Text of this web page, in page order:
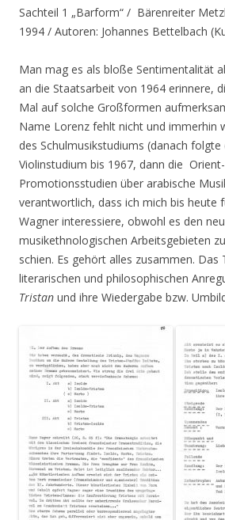
Sachteil 1 „Barform“ / Bärenreiter
1994 / Autoren: Johannes Bettelbach
Man mag es als bloße Sentimentalität
an die Staatsarbeit von 1964 erinnere,
Mal auf solche Großformen
Name Lorenz fehlt nicht und immerhin
des Schulmusikstudiums (danach folgte
Violinstudium bis 1967, dann die
Promotionsstudien über arabische
verantwortlich, dass ich mich bis heute
Wagner interessiere, obwohl es den
musikethnologischen Arbeitsgebieten
schien. Es gehört alles zusammen. Das
literarischen und philosophischen
Tristan und ihre Wiedergabe bzw.